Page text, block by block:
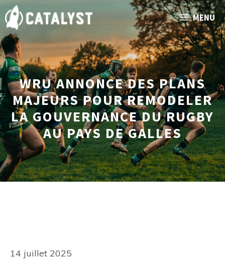
Aller
au
contenu
MENU
WRU ANNONCE DES PLANS
MAJEURS POUR REMODELER
LA GOUVERNANCE DU RUGBY
AU PAYS DE GALLES
14 juillet 2025